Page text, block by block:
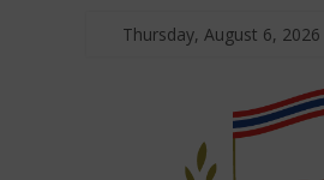
Thursday, August 6, 2026